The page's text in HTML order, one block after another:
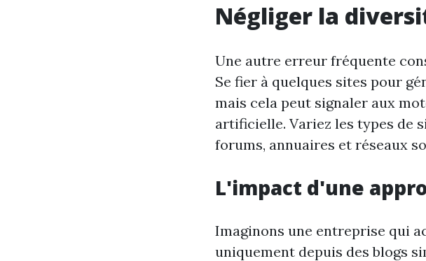
Négliger la
Une autre erreur fréquente
Se fier à quelques sites pour
mais cela peut signaler aux
artificielle. Variez les types de
forums, annuaires et réseaux
L'impact d'une
Imaginons une entreprise qui
uniquement depuis des blogs